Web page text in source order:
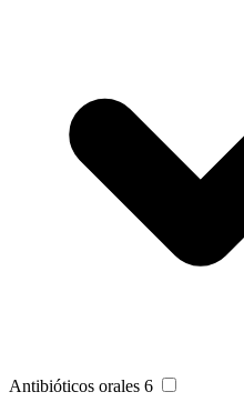
Antibióticos orales 6